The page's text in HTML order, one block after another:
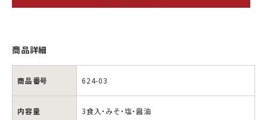
商品詳細
商品番号 624-03
内容量 3食入・みそ・塩・醤油